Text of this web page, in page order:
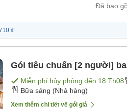
Đã bao
₫
Gói tiêu chuẩn [2 người]
Miễn phí hủy phòng đến 18 Th08
Bữa sáng (Nhà hàng)
Xem thêm chi tiết về gói giá